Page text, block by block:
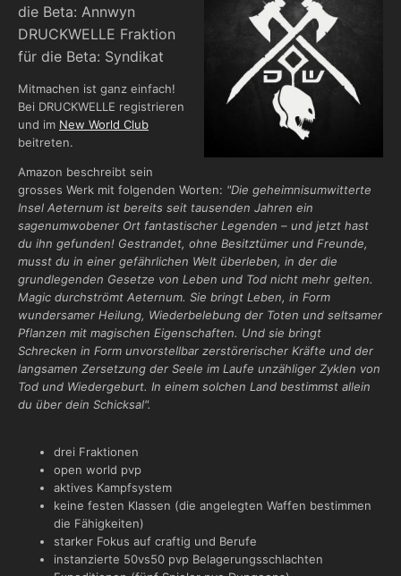
die Beta: Annwyn
DRUCKWELLE Fraktion
für die Beta: Syndikat
Mitmachen ist ganz einfach!
Bei DRUCKWELLE registrieren
und im New World Club
beitreten.
Amazon beschreibt sein
grosses Werk mit folgenden Worten: "Die geheimnisumwitterte
Insel Aeternum ist bereits seit tausenden Jahren ein
sagenumwobener Ort fantastischer Legenden – und jetzt hast
du ihn gefunden! Gestrandet, ohne Besitztümer und Freunde,
musst du in einer gefährlichen Welt überleben, in der die
grundlegenden Gesetze von Leben und Tod nicht mehr gelten.
Magic durchströmt Aeternum. Sie bringt Leben, in Form
wundersamer Heilung, Wiederbelebung der Toten und seltsamer
Pflanzen mit magischen Eigenschaften. Und sie bringt
Schrecken in Form unvorstellbar zerstörerischer Kräfte und der
langsamen Zersetzung der Seele im Laufe unzähliger Zyklen von
Tod und Wiedergeburt. In einem solchen Land bestimmst allein
du über dein Schicksal".
drei Fraktionen
open world pvp
aktives Kampfsystem
keine festen Klassen (die angelegten Waffen bestimmen
die Fähigkeiten)
starker Fokus auf craftig und Berufe
instanzierte 50vs50 pvp Belagerungsschlachten